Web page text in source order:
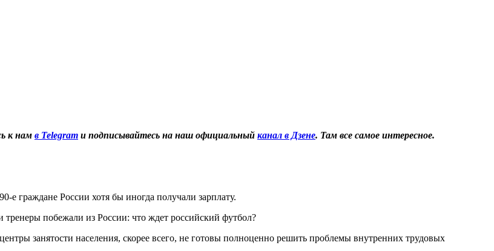
к нам в Telegram и подписывайтесь на наш официальный канал в Дзене. Там все самое интересное.
е граждане России хотя бы иногда получали зарплату.
побежали из России: что ждет российский футбол?
занятости населения, скорее всего, не готовы полноценно решить проблемы внутренних трудовых